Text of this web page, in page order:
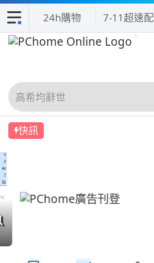
24h購物 7-11超速配
快訊